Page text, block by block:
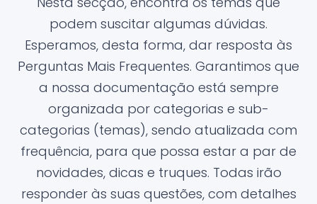
podem suscitar algumas dúvidas.
Esperamos, desta forma, dar resposta às
Perguntas Mais Frequentes. Garantimos que
a nossa documentação está sempre
organizada por categorias e sub-
categorias (temas), sendo atualizada com
frequência, para que possa estar a par de
novidades, dicas e truques. Todas irão
responder às suas questões, com detalhes